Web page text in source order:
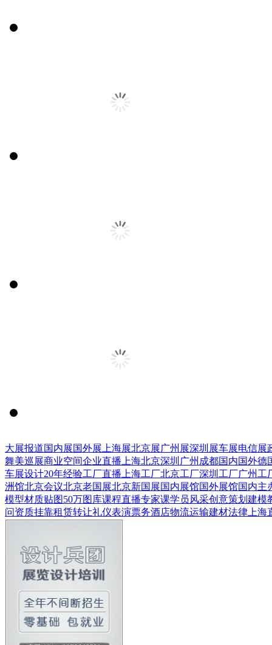
大展报道国内展国外展 上海展北京展广州展深圳展车展电信展
舞美巡展商业空间企业直播 上海北京深圳 广州 成都国内国外德
车展设计20年经验工厂直播 上海工厂北京工厂深圳工厂广州工
洲馆北京会议北京老国展北京新国展国内展馆国外展馆国内主
模型材质贴图50万图库课程直播专家课学员风采创意策划 建模
问资质挂靠租赁转让礼仪表演票务酒店物流运输建材法律 上海